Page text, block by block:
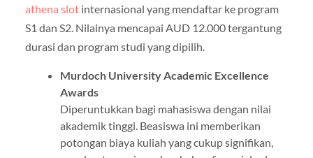
athena slotinternasional yang mendaftar ke program
S1 dan S2. Nilainya mencapai AUD 12.000 tergantung
durasi dan program studi yang dipilih.
Murdoch University Academic Excellence
Awards
Diperuntukkan bagi mahasiswa dengan nilai
akademik tinggi. Beasiswa ini memberikan
potongan biaya kuliah yang cukup signifikan,